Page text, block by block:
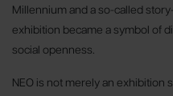
Millennium and a so-called
exhibition became a symbol of
social openness.
NEO is not merely an exhibition